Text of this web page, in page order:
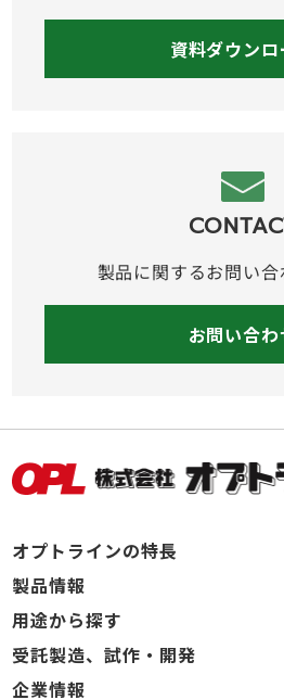
資料ダウンロ
製品に関するお問い
お問い合わ
オプトラインの特長
製品情報
用途から探す
受託製造、試作・開発
企業情報